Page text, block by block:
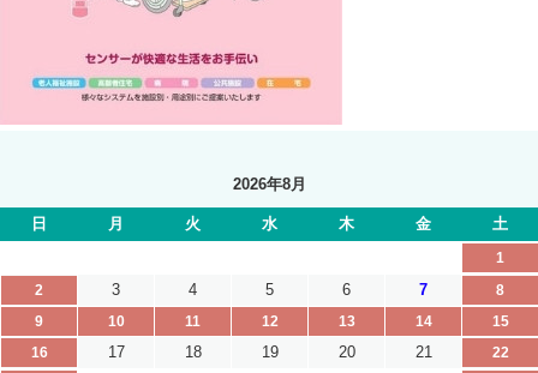
2026年8月
日 月 火 水 木 金 土
1
2
3 4 5 6 7
8
9
10 11 12 13 14
15
16
17 18 19 20 21 22